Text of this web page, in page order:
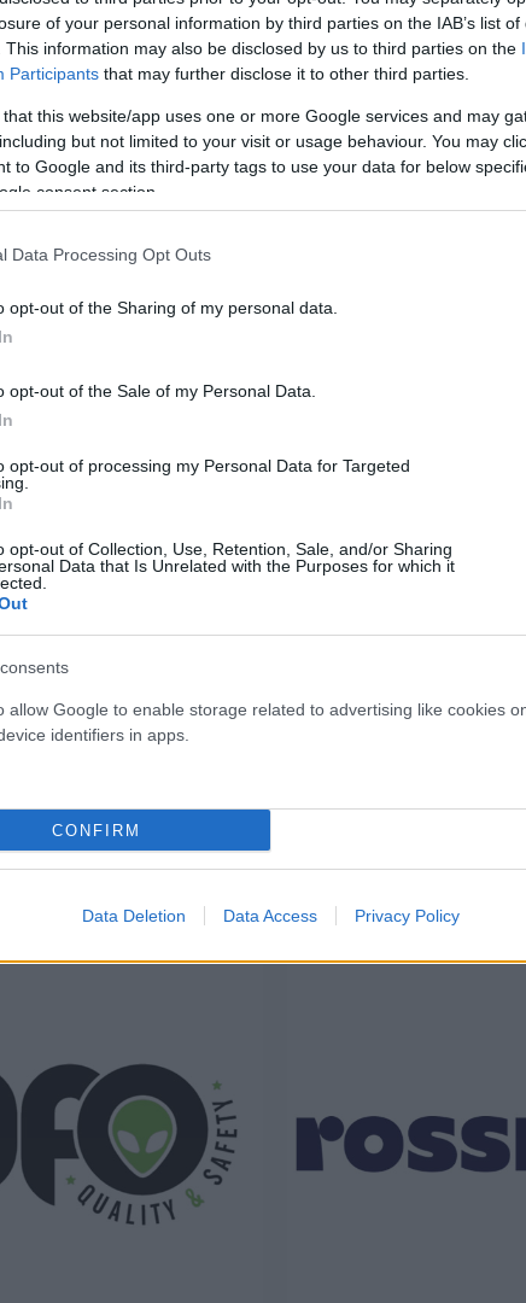
of your personal information by third parties on the IAB’s list of
This information may also be disclosed by us to third parties on the
Participants that may further disclose it to other third parties.
that this website/app uses one or more Google services and may
but not limited to your visit or usage behaviour. You may
to Google and its third-party tags to use your data for below
consent section.
Data Processing Opt Outs
opt-out of the Sharing of my personal data.
opt-out of the Sale of my Personal Data.
opt-out of processing my Personal Data for Targeted
opt-out of Collection, Use, Retention, Sale, and/or Sharing
Data that Is Unrelated with the Purposes for which it
allow Google to enable storage related to advertising like cookies
identifiers in apps.
CONFIRM
Data Deletion Data Access Privacy Policy
Potrebbero
lavoro antitaglio doppia
nitrile resistenti Safeman
lavoro antitaglio doppia
nitrile resistenti Safeman
310NTR Tg. 9-10
Respiratore facciale a
( 0
I nostri Marchi